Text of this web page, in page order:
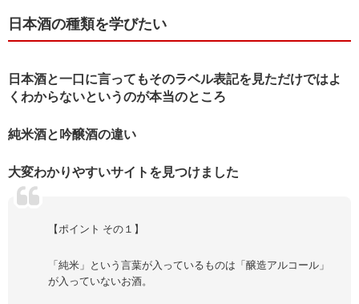
日本酒の種類を学びたい
日本酒と一口に言ってもそのラベル表記を見ただけではよ
くわからないというのが本当のところ
純米酒と吟醸酒の違い
大変わかりやすいサイトを見つけました
【ポイント その１】
「純米」という言葉が入っているものは「醸造アルコール」
が入っていないお酒。